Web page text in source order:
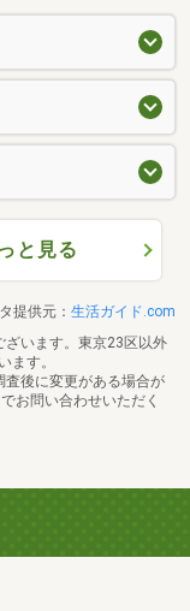
と見る
提供元： 生活ガイド.com
ざいます。東京23区以外
ます。
後に変更がある場合が
お問い合わせいただく